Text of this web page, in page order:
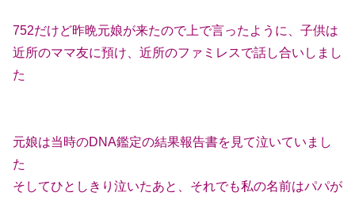
752だけど昨晩元娘が来たので上で言ったように、子供は
近所のママ友に預け、近所のファミレスで話し合いしまし
た
元娘は当時のDNA鑑定の結果報告書を見て泣いていまし
た
そしてひとしきり泣いたあと、それでも私の名前はパパが